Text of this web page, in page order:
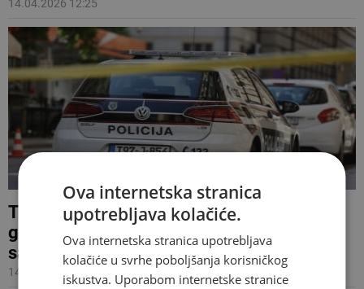
14.04.2026 12:25
Trojica mladića u Sarajevu ubili 35-
godišnjaka pa pokušali 'namjestiti'
samoubojstvo
14.04.2026 10:33
Ova internetska stranica
upotrebljava kolačiće.
Ova internetska stranica upotrebljava
kolačiće u svrhe poboljšanja korisničkog
iskustva. Uporabom internetske stranice